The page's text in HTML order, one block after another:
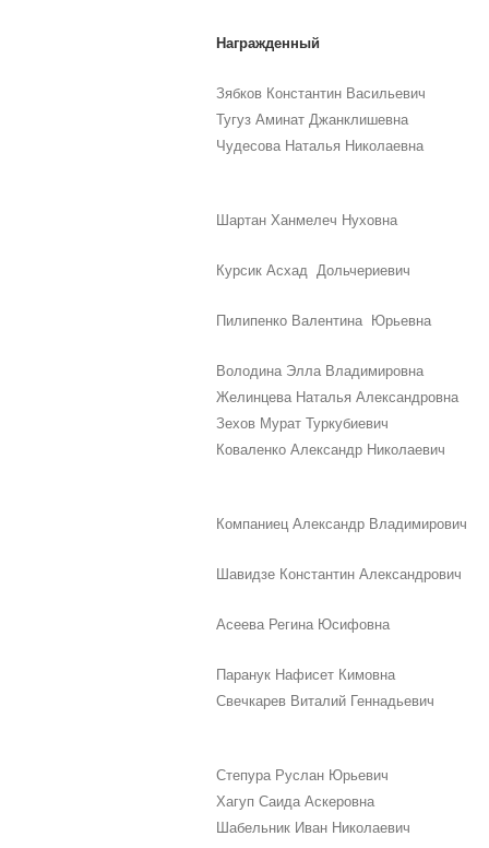
Награжденный
Зябков Константин Васильевич
Тугуз Аминат Джанклишевна
Чудесова Наталья Николаевна
Шартан Ханмелеч Нуховна
Курсик Асхад Дольчериевич
Пилипенко Валентина Юрьевна
Володина Элла Владимировна
Желинцева Наталья Александровна
Зехов Мурат Туркубиевич
Коваленко Александр Николаевич
Компаниец Александр Владимирович
Шавидзе Константин Александрович
Асеева Регина Юсифовна
Паранук Нафисет Кимовна
Свечкарев Виталий Геннадьевич
Степура Руслан Юрьевич
Хагуп Саида Аскеровна
Шабельник Иван Николаевич